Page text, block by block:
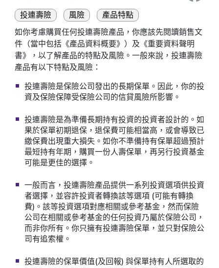
投連壽險 風險
產品特點
如你考慮購買任何投連壽險產品，你應該先閱讀銷售文
件（當中包括《產品資料概要》）及《重要資料聲明
書》，以了解產品的特點及風險。一般來說，投連壽險
產品有以下特點及風險：
投連壽險是保險公司發出的長期保單。因此，你的投
資及保險保障受保險公司的信貸風險所影響。
投連壽險是為準備長期持有投資的投資者設計的。如
果於保單初期退保，退保費可能相當高，或會導致已
繳保費出現重大損失。如你不準備持有保單超過預計
最短持有年期，購買一份人壽保單，再另行投資基金
可能是更佳的選擇。
一般而言，投連壽險產品提供一系列投資選項供投資
者選擇，並容許投資者轉換該等選項 (可能有轉換
費)。該等投資選項對應相關或參考基金，然而保險
公司在相關或參考基金的任何投資乃屬於保險公司，
而非你所有。你只擁有投連壽險保單，並只對保險公
司有追索權。
投連壽險的保單價值(及回報) 與保單持有人所選取的